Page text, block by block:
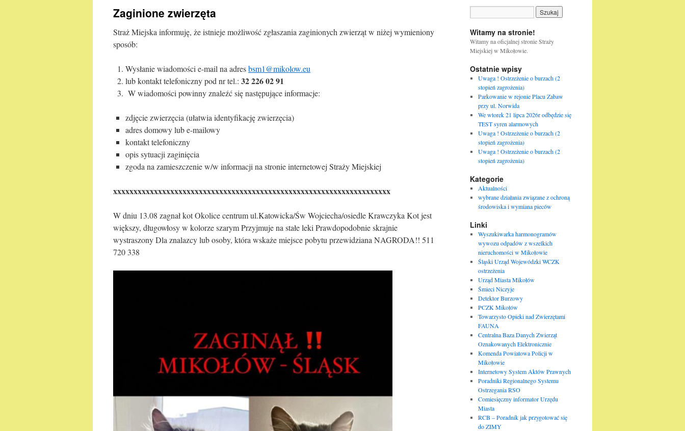
Zaginione zwierzęta
Straż Miejska informuję, że istnieje możliwość zgłaszania zaginionych zwierząt w niżej wymieniony
sposób:
Wysłanie wiadomości e-mail na adresbsm1@mikolow.eu
lub kontakt telefoniczny pod nr tel.: 32 226 02 91
W wiadomości powinny znaleźć się następujące informacje:
zdjęcie zwierzęcia (ułatwia identyfikację zwierzęcia)
adres domowy lub e-mailowy
kontakt telefoniczny
opis sytuacji zaginięcia
zgoda na zamieszczenie w/w informacji na stronie internetowej Straży Miejskiej
xxxxxxxxxxxxxxxxxxxxxxxxxxxxxxxxxxxxxxxxxxxxxxxxxxxxxxxxxxxxxxxxxxxx
W dniu 13.08 zagnał kot Okolice centrum ul.Katowicka/Św Wojciecha/osiedle Krawczyka Kot jest
większy, długowłosy w kolorze szarym Przyjmuje na stałe leki Prawdopodobnie skrajnie
wystraszony Dla znalazcy lub osoby, która wskaże miejsce pobytu przewidziana NAGRODA!! 511
720 338
Witamy na stronie!
Witamy na oficjalnej stronie Straży
Miejskiej w Mikołowie.
Ostatnie wpisy
Uwaga ! Ostrzeżenie o burzach (2
stopień zagrożenia)
Parkowanie w rejonie Placu Zabaw
przy ul. Norwida
We wtorek 21 lipca 2026r odbędzie się
TEST syren alarmowych
Uwaga ! Ostrzeżenie o burzach (2
stopień zagrożenia)
Uwaga ! Ostrzeżenie o burzach (2
stopień zagrożenia)
Kategorie
Aktualności
wybrane działania związane z ochroną
środowiska i wymiana pieców
Linki
Wyszukiwarka harmonogramów
wywozu odpadów z wszelkich
nieruchomości w Mikołowie
Śląski Urząd Wojewódzki WCZK
ostrzeżenia
Urząd Miasta Mikołów
Śmieci Niczyje
Detektor Burzowy
PCZK Mikołów
Towarzysto Opieki nad Zwierzętami
FAUNA
Centralna Baza Danych Zwierząt
Oznakowanych Elektronicznie
Komenda Powiatowa Policji w
Mikołowie
Internetowy System Aktów Prawnych
Poradniki Regionalnego Systemu
Ostrzegania RSO
Comiesięczny informator Urzędu
Miasta
RCB – Poradnik jak przygotować się
do ZIMY